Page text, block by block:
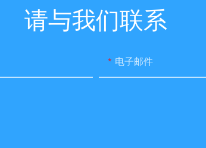
请与我们联系
电子邮件